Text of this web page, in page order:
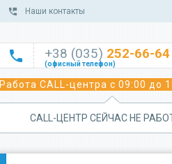
Наши контакты
 +38 (035) 252-66-64
(офисный телефон)

252-70-02
(офисный телефон)
 243-05-92
(офисный телефон)

 350-82-22
Работа CALL-центра с 09:00 до
САLL-ЦЕНТР СЕЙЧАС НЕ